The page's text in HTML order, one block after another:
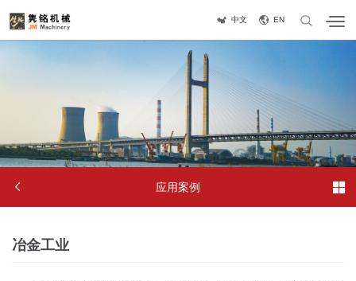
中文 EN
 应用案例 
冶金工业